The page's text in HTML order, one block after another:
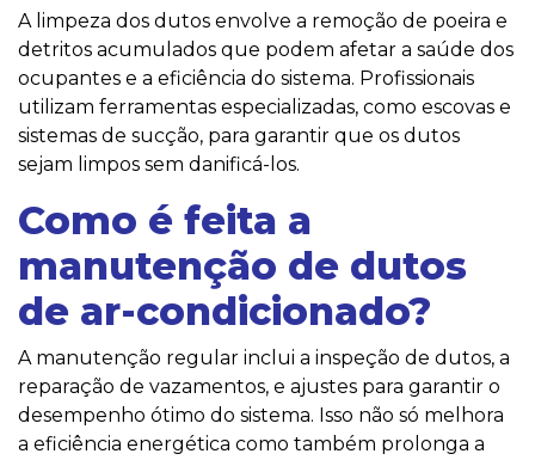
A limpeza dos dutos envolve a remoção de poeira e
detritos acumulados que podem afetar a saúde dos
ocupantes e a eficiência do sistema. Profissionais
utilizam ferramentas especializadas, como escovas e
sistemas de sucção, para garantir que os dutos
sejam limpos sem danificá-los.
Como é feita a
manutenção de dutos
de ar-condicionado?
A manutenção regular inclui a inspeção de dutos, a
reparação de vazamentos, e ajustes para garantir o
desempenho ótimo do sistema. Isso não só melhora
a eficiência energética como também prolonga a